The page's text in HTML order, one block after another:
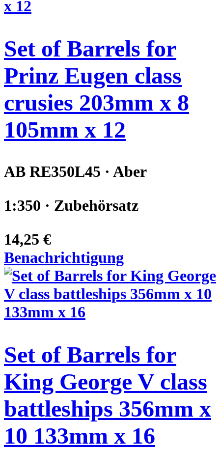
Set of Barrels for
Prinz Eugen class
crusies 203mm x 8
105mm x 12
AB RE350L45 · Aber
1:350 · Zubehörsatz
14,25 €
Benachrichtigung
Set of Barrels for
King George V class
battleships 356mm x
10 133mm x 16